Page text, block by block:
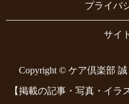
プライバ
サイ
Copyright © ケア倶楽部 誠
【掲載の記事・写真・イ